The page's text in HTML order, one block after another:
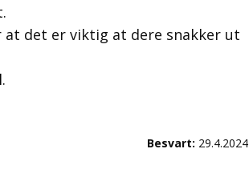
at det er viktig at dere snakker ut
Besvart: 29.4.2024